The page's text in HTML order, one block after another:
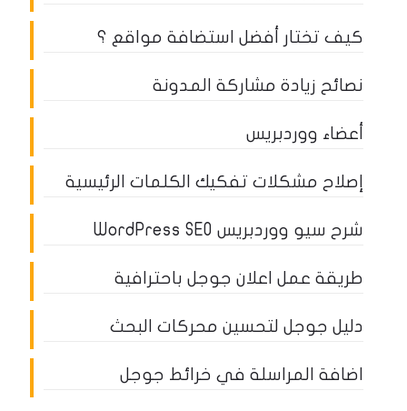
كيف تختار أفضل استضافة مواقع ؟
نصائح زيادة مشاركة المدونة
أعضاء ووردبريس
إصلاح مشكلات تفكيك الكلمات الرئيسية
شرح سيو ووردبريس WordPress SEO
طريقة عمل اعلان جوجل باحترافية
دليل جوجل لتحسين محركات البحث
اضافة المراسلة في خرائط جوجل